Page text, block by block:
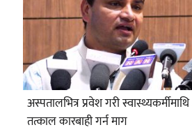
अस्पतालभित्र प्रवेश गरी
तत्काल कारबाही गर्न माग